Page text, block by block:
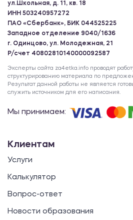
ул.Школьная, д. 11, кв. 18
ИНН 503240957272
ПАО «Сбербанк», БИК 044525225
Западное отделение 9040/1636
г. Одинцово, ул. Молодежная, 21
Р/счет 40802810140000092587
Эксперты сайта za4etka.info проводят
структурированию материала по
Результат данной работы не является
служить источником для его написания.
Мы принимаем:
Клиентам
Услуги
Калькулятор
Вопрос-ответ
Новости образования